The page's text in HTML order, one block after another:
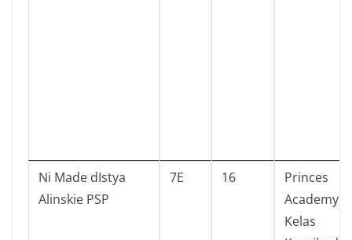
Ni Made dIstya
Alinskie PSP
7E 16
Princes
Academy
Kelas